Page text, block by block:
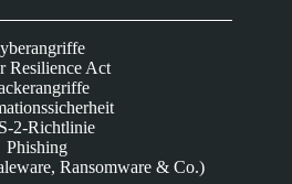
Resilience Act
2-Richtlinie
Phishing
Ransomware & Co.)